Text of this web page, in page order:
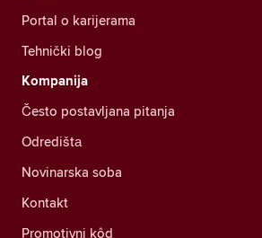
Portal o karijerama
Tehnički blog
Kompanija
Često postavljana pitanja
Odredištа
Novinarska soba
Kontakt
Promotivni kôd